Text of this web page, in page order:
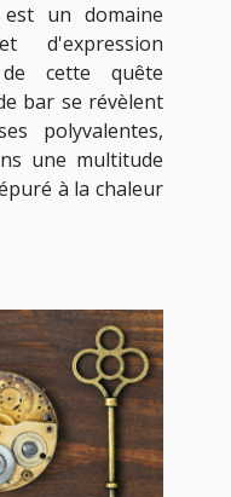
un domaine
d'expression
cette quête
bar se révèlent
polyvalentes,
une multitude
à la chaleur